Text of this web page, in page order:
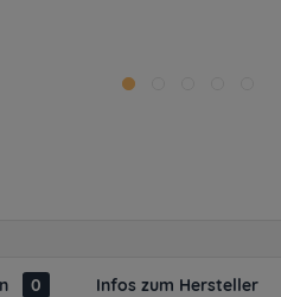
0 Infos zum Hersteller